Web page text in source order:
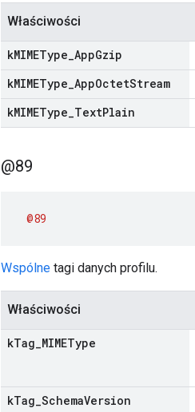
Właściwości
kMIMEType AppGzip
kMIMEType AppOctetStream
kMIMEType TextPlain
@89
@89
Wspólne tagi danych profilu.
Właściwości
kTag MIMEType
kTag SchemaVersion